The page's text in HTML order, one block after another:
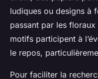
ludiques ou designs à
passant par les
motifs participent à
le repos,
Pour faciliter la